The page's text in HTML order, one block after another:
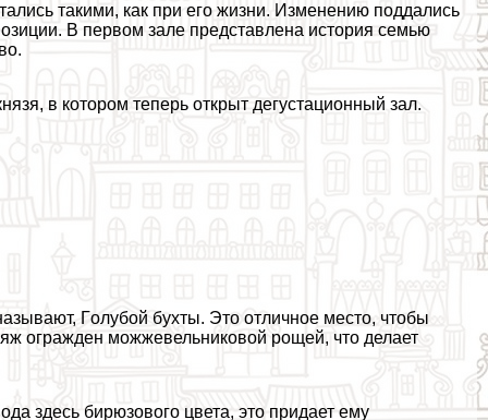
такими, как при его жизни. Изменению поддались
В первом зале представлена история семью
в котором теперь открыт дегустационный зал.
Гoлyбой бухты. Это отличное место, чтобы
огражден можжевельниковой рощей, что делает
здесь бирюзового цвета, это придает ему